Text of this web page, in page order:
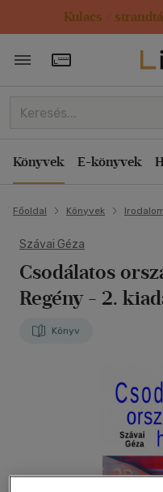
Kulacs /
Törzsvásárlói
Könyvek E-könyvek
Főoldal Könyvek
Szávai Géza
Csodálatos
Regény - 2.
Könyv